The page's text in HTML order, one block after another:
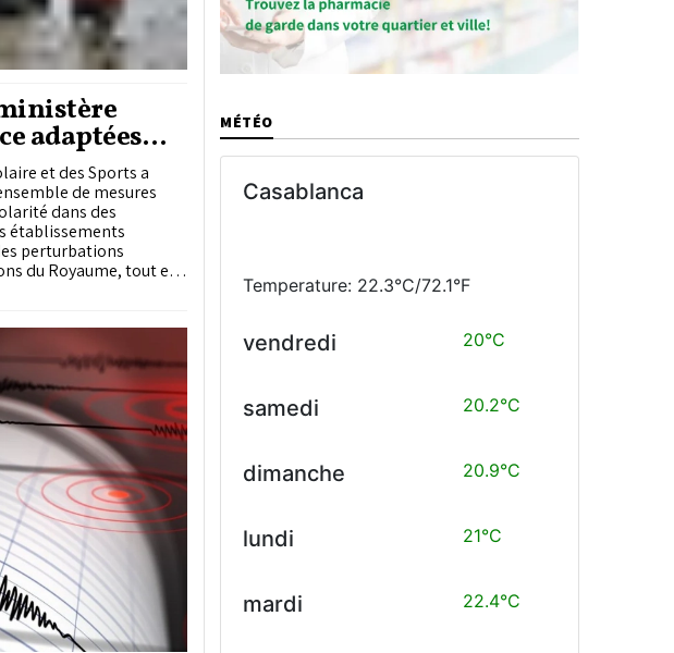
adaptées
et des Sports a
de mesures
dans des
établissements
perturbations
du Royaume, tout en
MÉTÉO
Casablanca
Temperature: 22.3°C/72.1°F
vendredi 20°C
samedi 20.2°C
dimanche 20.9°C
lundi 21°C
mardi 22.4°C